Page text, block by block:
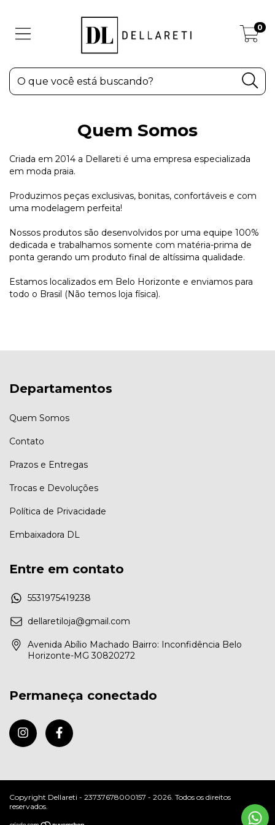
0
Quem Somos
Criada em 2014 a Dellareti é uma empresa especializada
em moda praia.
Produzimos peças exclusivas, bonitas, confortáveis e com
uma modelagem perfeita!
Nossos produtos são desenvolvidos por uma equipe 100%
dedicada e trabalhamos somente com matéria-prima de
ponta gerando um produto final de altíssima qualidade.
Estamos localizados em Belo Horizonte e enviamos para
todo o Brasil (Não temos loja física).
Departamentos
Quem Somos
Contato
Prazos e Entregas
Trocas e Devoluções
Política de Privacidade
Embaixadora DL
Entre em contato
5531975419238
dellaretiloja@gmail.com
Avenida Abílio Machado Bairro: Inconfidência Belo
Horizonte-MG 30820272
Permaneça conectado
Copyright Dellareti - 23737678000157 - 2026. Todos os direitos
reservados.